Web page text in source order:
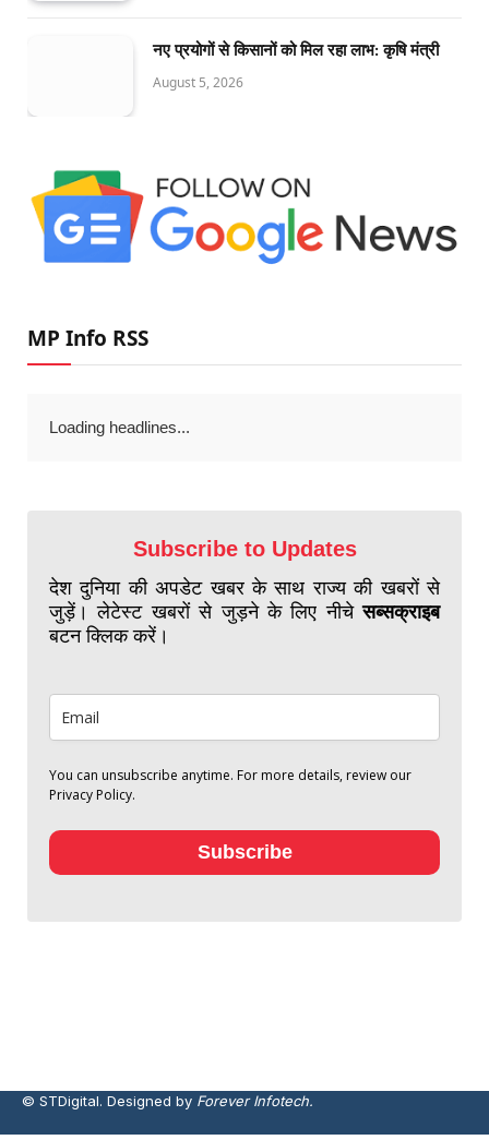
नए प्रयोगों से किसानों को मिल रहा लाभ: कृषि मंत्री
August 5, 2026
MP Info RSS
Loading headlines...
Subscribe to Updates
देश दुनिया की अपडेट खबर के साथ राज्य की खबरों से
जुड़ें। लेटेस्ट खबरों से जुड़ने के लिए नीचेसब्सक्राइब
बटन क्लिक करें।
You can unsubscribe anytime. For more details, review our
Privacy Policy.
Subscribe
© STDigital. Designed by Forever Infotech.